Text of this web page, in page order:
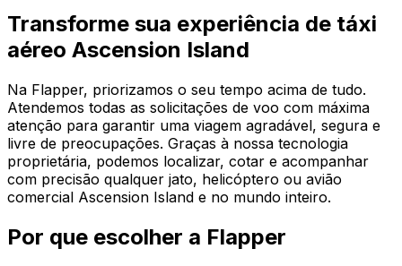
Transforme sua experiência de táxi
aéreo Ascension Island
Na Flapper, priorizamos o seu tempo acima de tudo.
Atendemos todas as solicitações de voo com máxima
atenção para garantir uma viagem agradável, segura e
livre de preocupações. Graças à nossa tecnologia
proprietária, podemos localizar, cotar e acompanhar
com precisão qualquer jato, helicóptero ou avião
comercial Ascension Island e no mundo inteiro.
Por que escolher a Flapper